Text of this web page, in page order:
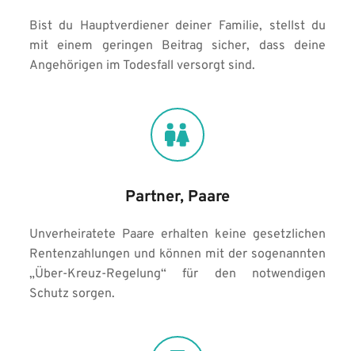
Bist du Hauptverdiener deiner Familie, stellst du
mit einem geringen Beitrag sicher, dass deine
Angehörigen im Todesfall versorgt sind.
Partner, Paare
Unverheiratete Paare erhalten keine gesetzlichen
Rentenzahlungen und können mit der sogenannten
„Über-Kreuz-Regelung“ für den notwendigen
Schutz sorgen.